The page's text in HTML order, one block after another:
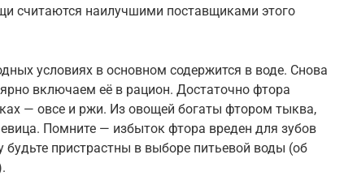
считаются наилучшими поставщиками этого
условиях в основном содержится в воде. Снова
включаем её в рацион. Достаточно фтора
— овсе и ржи. Из овощей богаты фтором тыква,
Помните — избыток фтора вреден для зубов
будьте пристрастны в выборе питьевой воды (об